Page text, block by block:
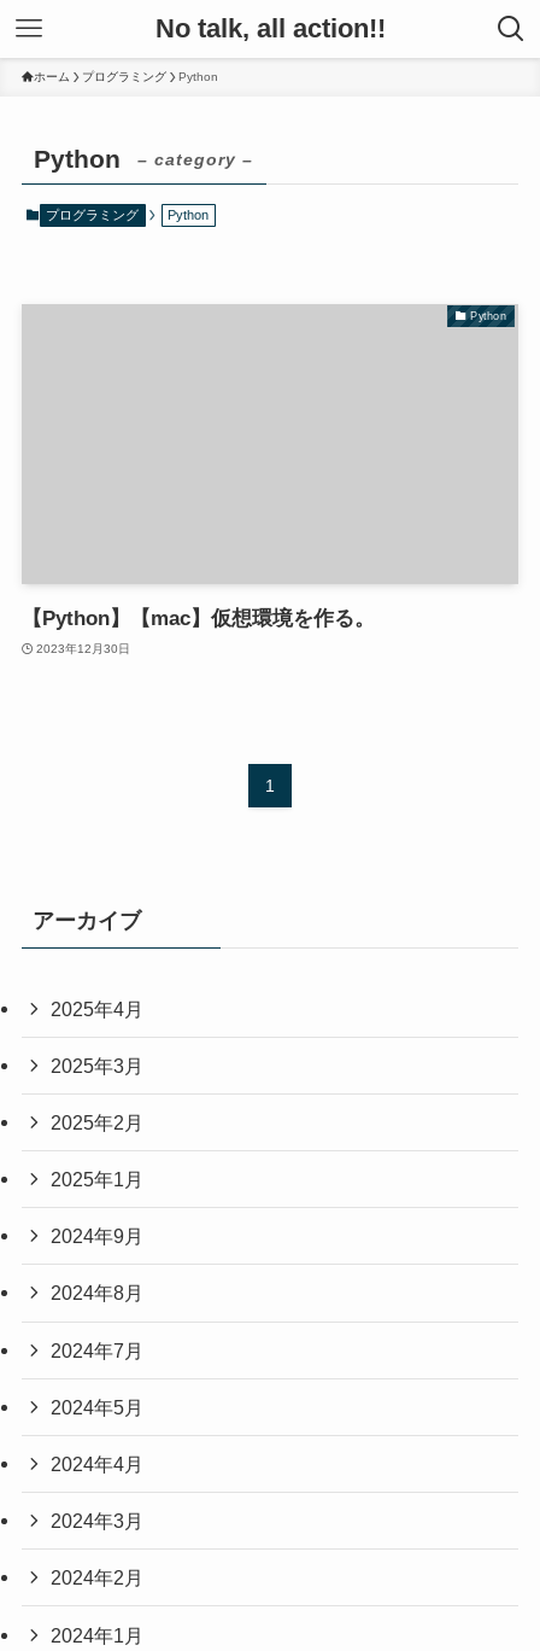
No talk, all action!!
ホーム プログラミング Python
Python – category –
プログラミング Python
Python
【Python】【mac】仮想環境を作る。
2023年12月30日
1
アーカイブ
2025年4月
2025年3月
2025年2月
2025年1月
2024年9月
2024年8月
2024年7月
2024年5月
2024年4月
2024年3月
2024年2月
2024年1月